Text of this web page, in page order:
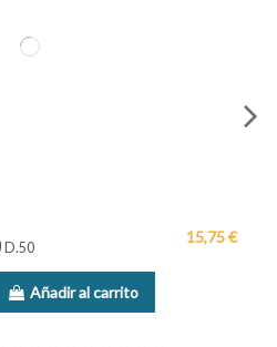
D.50
15,75 €
Añadir al carrito